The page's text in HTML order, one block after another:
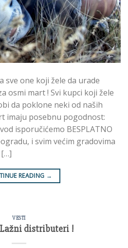
sve one koji žele da urade
osmi mart ! Svi kupci koji žele
da poklone neki od naših
imaju posebnu pogodnost:
isporučićemo BESPLATNO
i svim većim gradovima
[…]
READING →
VESTI
distributeri !